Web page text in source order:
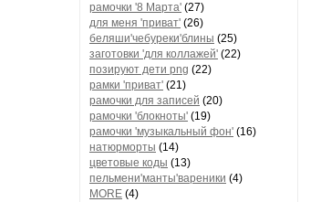
рамочки '8 Марта' (27)
для меня 'приват' (26)
беляши'чебуреки'блины (25)
заготовки 'для коллажей' (22)
позируют дети png (22)
рамки 'приват' (21)
рамочки для записей (20)
рамочки 'блокноты' (19)
рамочки 'музыкальный фон' (16)
натюрморты (14)
цветовые коды (13)
пельмени'манты'вареники (4)
MORE (4)